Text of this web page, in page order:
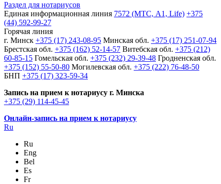
Раздел для нотариусов
Единая информационная линия 7572 (МТС, A1, Life) +375
(44) 592-99-27
Горячая линия
г. Минск +375 (17) 243-08-95 Минская обл. +375 (17) 251-07-94
Брестская обл. +375 (162) 52-14-57 Витебская обл. +375 (212)
60-85-15 Гомельская обл. +375 (232) 29-39-48 Гродненская обл.
+375 (152) 55-50-80 Могилевская обл. +375 (222) 76-48-50
БНП +375 (17) 323-59-34
Запись на прием к нотариусу г. Минска
+375 (29) 114-45-45
Онлайн-запись на прием к нотариусу
Ru
Ru
Eng
Bel
Es
Fr